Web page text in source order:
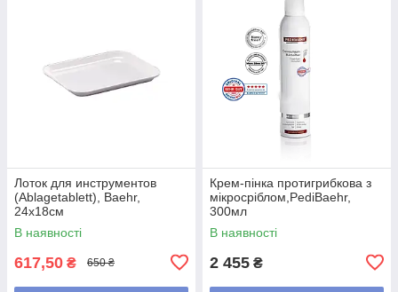
Лоток для инструментов
(Ablagetablett), Baehr,
24х18см
В наявності
617,50 ₴ 650 ₴
Крем-пінка протигрибкова з
мікросріблом,PediBaehr,
300мл
В наявності
2 455 ₴